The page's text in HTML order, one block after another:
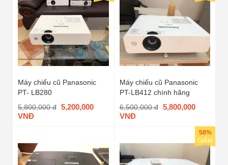
Máy chiếu cũ Panasonic
PT- LB280
5,800,000 đ 5,200,000
VNĐ
Máy chiếu cũ Panasonic
PT-LB412 chính hãng
6,500,000 đ 5,800,000
VNĐ
58%
GIẢM